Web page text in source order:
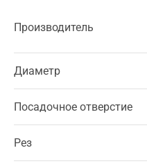
Производитель
Диаметр
Посадочное отверстие
Рез